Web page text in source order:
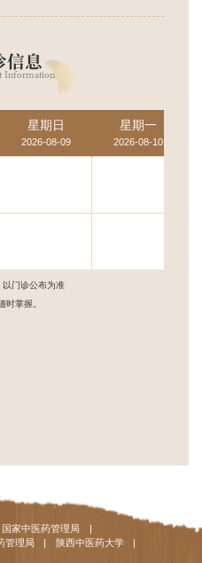
信息
Information
星期日
2026-08-09
星期一
2026-08-10
以门诊公布为准
时掌握。
国家中医药管理局
|
管理局 | 陕西中医药大学
|